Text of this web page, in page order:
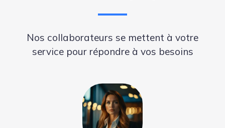
Nos collaborateurs se mettent à votre
service pour répondre à vos besoins